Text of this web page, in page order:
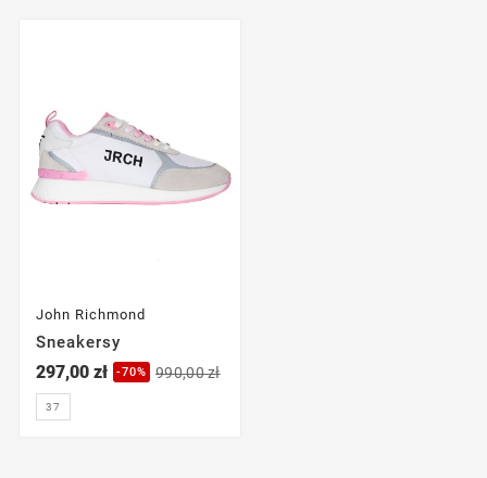
John Richmond
Sneakersy
297,00 zł -70% 990,00 zł
37